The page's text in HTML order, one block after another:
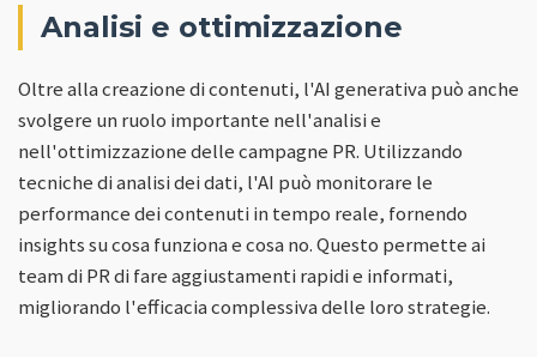
Analisi e ottimizzazione
Oltre alla creazione di contenuti, l'AI generativa può anche
svolgere un ruolo importante nell'analisi e
nell'ottimizzazione delle campagne PR. Utilizzando
tecniche di analisi dei dati, l'AI può monitorare le
performance dei contenuti in tempo reale, fornendo
insights su cosa funziona e cosa no. Questo permette ai
team di PR di fare aggiustamenti rapidi e informati,
migliorando l'efficacia complessiva delle loro strategie.